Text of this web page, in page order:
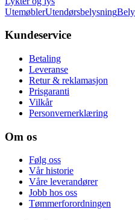
UtemøblerUtendørsbelysning
Kundeservice
Betaling
Leveranse
Retur & reklamasjon
Prisgaranti
Vilkår
Personvernerklæring
Om os
Følg oss
Vår historie
Våre leverandører
Jobb hos oss
Tømmerforordningen